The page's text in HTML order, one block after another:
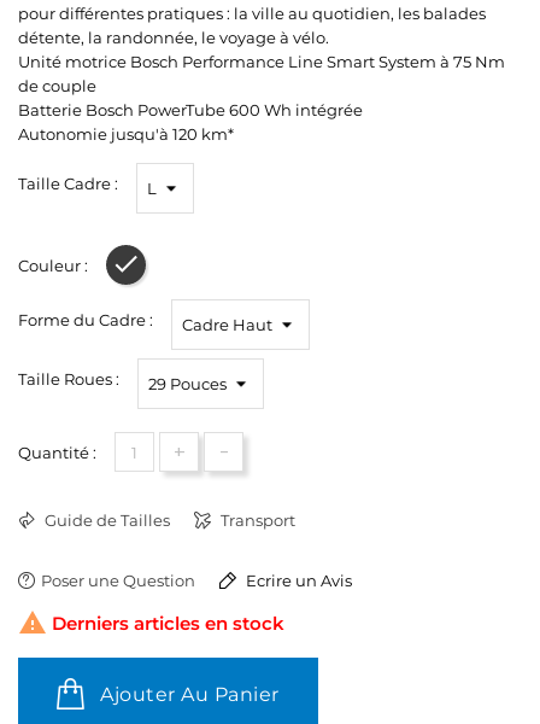
pour différentes pratiques : la ville au quotidien, les balades
détente, la randonnée, le voyage à vélo.
Unité motrice Bosch Performance Line Smart System à 75 Nm
de couple
Batterie Bosch PowerTube 600 Wh intégrée
Autonomie jusqu'à 120 km*
Taille Cadre :
Couleur : Gris Foncé
Forme du Cadre :
Taille Roues :
Quantité : + -
Guide de Tailles Transport
Poser une Question Ecrire un Avis
 Derniers articles en stock
Ajouter Au Panier